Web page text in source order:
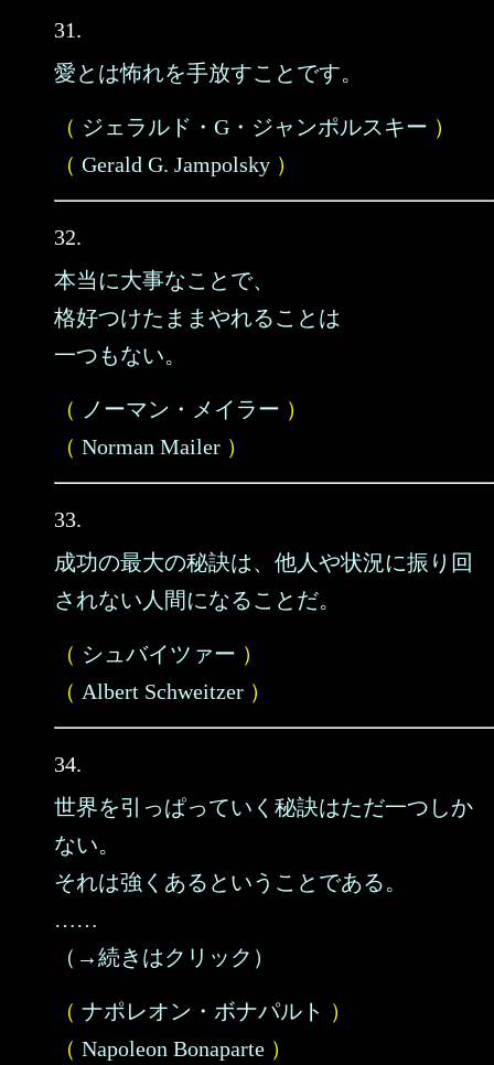
31.
愛とは怖れを手放すことです。
（ ジェラルド・G・ジャンポルスキー ）
（ Gerald G. Jampolsky ）
32.
本当に大事なことで、
格好つけたままやれることは
一つもない。
（ ノーマン・メイラー ）
（ Norman Mailer ）
33.
成功の最大の秘訣は、他人や状況に振り回
されない人間になることだ。
（ シュバイツァー ）
（ Albert Schweitzer ）
34.
世界を引っぱっていく秘訣はただ一つしか
ない。
それは強くあるということである。
……
（→続きはクリック）
（ ナポレオン・ボナパルト ）
（ Napoleon Bonaparte ）